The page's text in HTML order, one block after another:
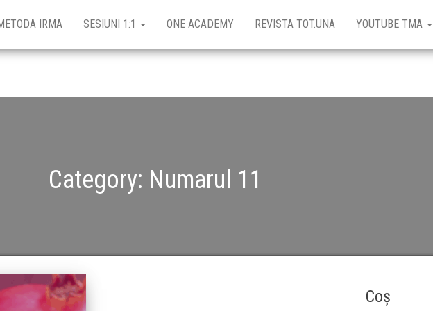
IRMA SESIUNI 1:1 ONE ACADEMY REVISTA TOT.UNA YOUTUBE TMA
Category: Numarul 11
Coș